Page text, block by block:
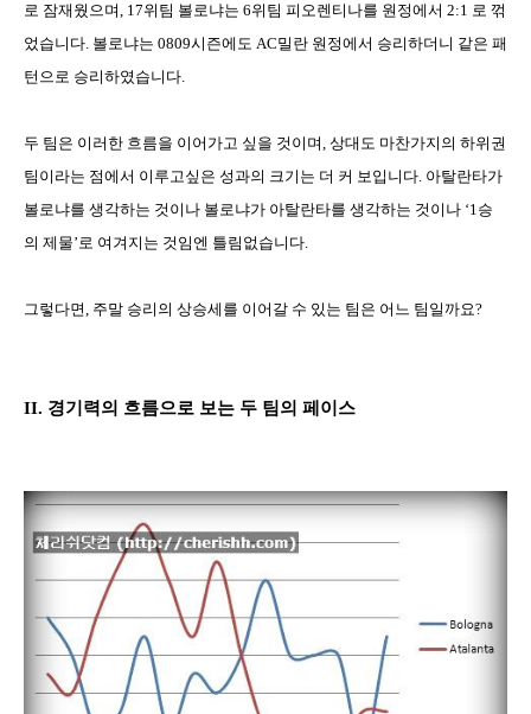
로 잠재웠으며, 17위팀 볼로냐는 6위팀 피오렌티나를 원정에서 2:1 로 꺾
었습니다. 볼로냐는 0809시즌에도 AC밀란 원정에서 승리하더니 같은 패
턴으로 승리하였습니다.
두 팀은 이러한 흐름을 이어가고 싶을 것이며, 상대도 마찬가지의 하위권
팀이라는 점에서 이루고싶은 성과의 크기는 더 커 보입니다. 아탈란타가
볼로냐를 생각하는 것이나 볼로냐가 아탈란타를 생각하는 것이나 ‘1승
의 제물’로 여겨지는 것임엔 틀림없습니다.
그렇다면, 주말 승리의 상승세를 이어갈 수 있는 팀은 어느 팀일까요?
II. 경기력의 흐름으로 보는 두 팀의 페이스